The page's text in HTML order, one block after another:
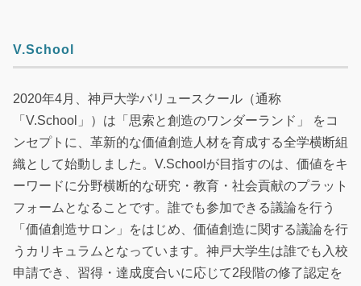
V.School
2020年4月、神戸大学バリュースクール（通称
「V.School」）は「思索と創造のワンダーランド」 をコ
ンセプトに、革新的な価値創造人材を育成する全学横断組
織として始動しました。V.Schoolが目指すのは、価値をキ
ーワードに分野横断的な研究・教育・社会貢献のプラット
フォームとなることです。誰でも参加できる議論を行う
「価値創造サロン」をはじめ、価値創造に関する議論を行
うカリキュラムとなっています。神戸大学生は誰でも入校
申請でき、習得・達成度合いに応じて2段階の修了認定を